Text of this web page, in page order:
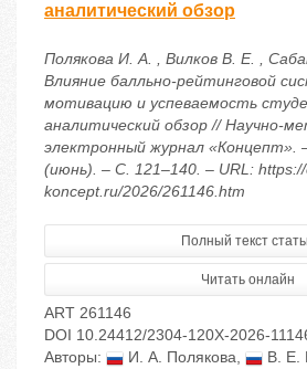
аналитический обзор
Полякова И. А. , Вилков В. Е. ,
Влияние балльно-рейтинговой
мотивацию и успеваемость
аналитический обзор // Научно-
электронный журнал «Концепт».
(июнь). – С. 121–140. – URL:
koncept.ru/2026/261146.htm
Полный текст
Читать онлайн
ART 261146
DOI 10.24412/2304-120X-2026-
Авторы:
И. А. Полякова, В. Е.